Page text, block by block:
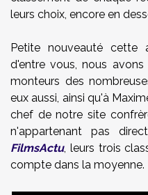
leurs choix, encore en
Petite nouveauté cette
d'entre vous, nous
monteurs des
eux aussi, ainsi qu'à
chef de notre site
n'appartenant pas
FilmsActu, leurs trois
compte dans la moyenne.